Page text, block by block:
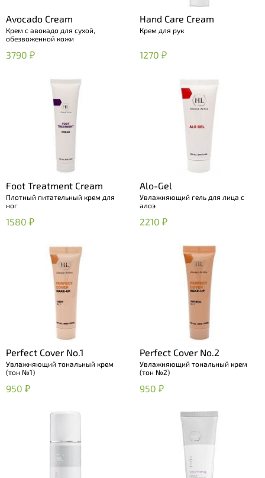
Avocado Cream
Крем с авокадо для сухой,
обезвоженной кожи
3790 ₽
Hand Care Cream
Крем для рук
1270 ₽
Foot Treatment Cream
Плотный питательный крем для
ног
1580 ₽
Alo-Gel
Увлажняющий гель для лица с
алоэ
2210 ₽
Perfect Cover No.1
Увлажняющий тональный крем
(тон №1)
950 ₽
Perfect Cover No.2
Увлажняющий тональный крем
(тон №2)
950 ₽